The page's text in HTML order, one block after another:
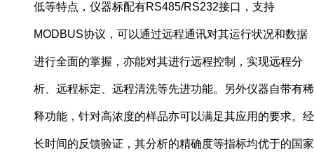
低等特点，仪器标配有RS485/RS232接口，支持
MODBUS协议，可以通过远程通讯对其运行状况和数据
进行全面的掌握，亦能对其进行远程控制，实现远程分
析、远程标定、远程清洗等先进功能。另外仪器自带有稀
释功能，针对高浓度的样品亦可以满足其应用的要求。经
长时间的反馈验证，其分析的精确度等指标均优于的国家